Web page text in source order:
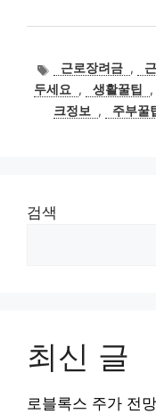
태
그
근로장려금 ,
두세요
, 생활꿀팁 ,
크정보
, 주부꿀
검색
최신 글
로블록스 주가 전